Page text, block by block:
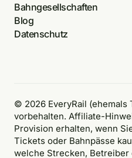
Bahngesellschaften
Blog
Datenschutz
© 2026 EveryRail (ehemals
vorbehalten. Affiliate-
Provision erhalten, wenn
Tickets oder Bahnpässe
welche Strecken,